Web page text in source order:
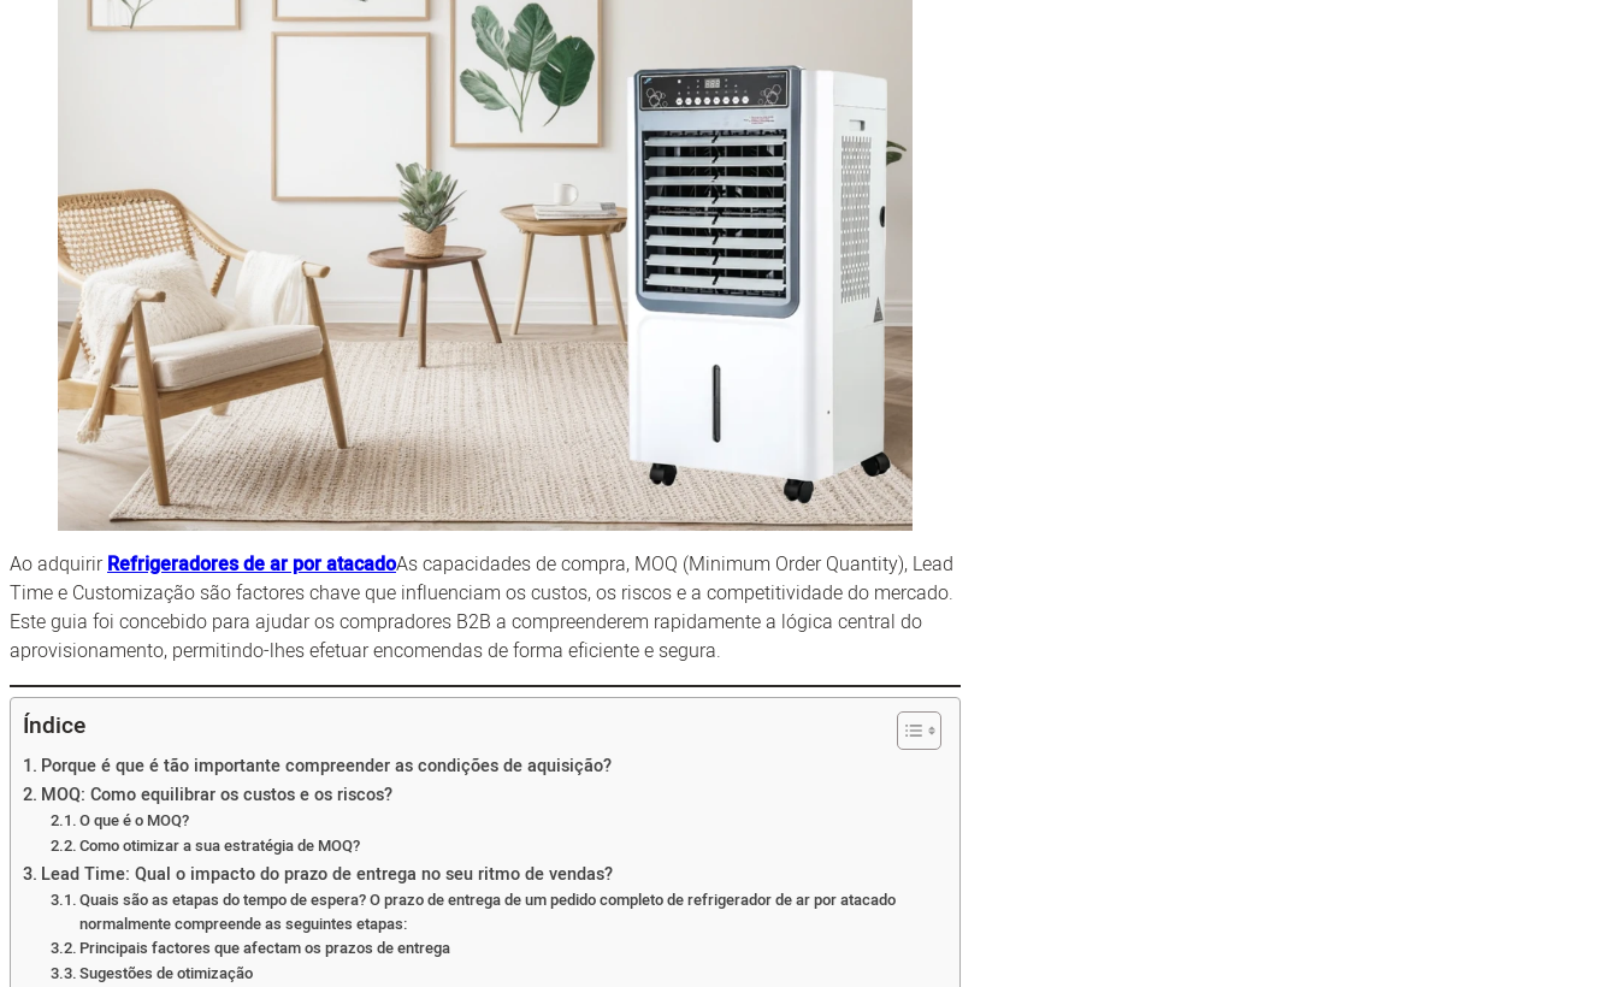
Ao adquirirRefrigeradores de ar por atacadoAs capacidades de compra, MOQ (Minimum Order Quantity), Lead
Time e Customização são factores chave que influenciam os custos, os riscos e a competitividade do mercado.
Este guia foi concebido para ajudar os compradores B2B a compreenderem rapidamente a lógica central do
aprovisionamento, permitindo-lhes efetuar encomendas de forma eficiente e segura.
Índice
Porque é que é tão importante compreender as condições de aquisição?
MOQ: Como equilibrar os custos e os riscos?
O que é o MOQ?
Como otimizar a sua estratégia de MOQ?
Lead Time: Qual o impacto do prazo de entrega no seu ritmo de vendas?
Quais são as etapas do tempo de espera? O prazo de entrega de um pedido completo de refrigerador de ar por atacado
normalmente compreende as seguintes etapas:
Principais factores que afectam os prazos de entrega
Sugestões de otimização